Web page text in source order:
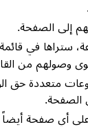
إلى الصفحة.
ستراها في قائمة
وصولهم من
متعددة حق
على أي صفحة